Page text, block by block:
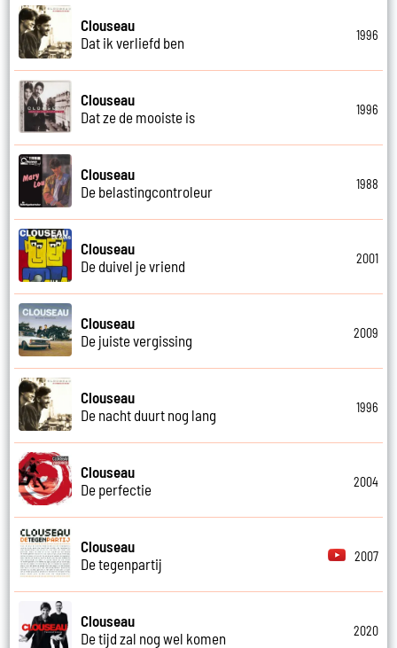
Clouseau
Dat ik verliefd ben
1996
Clouseau
Dat ze de mooiste is
1996
Clouseau
De belastingcontroleur
1988
Clouseau
De duivel je vriend
2001
Clouseau
De juiste vergissing
2009
Clouseau
De nacht duurt nog lang
1996
Clouseau
De perfectie
2004
Clouseau
De tegenpartij
2007
Clouseau
De tijd zal nog wel komen
2020